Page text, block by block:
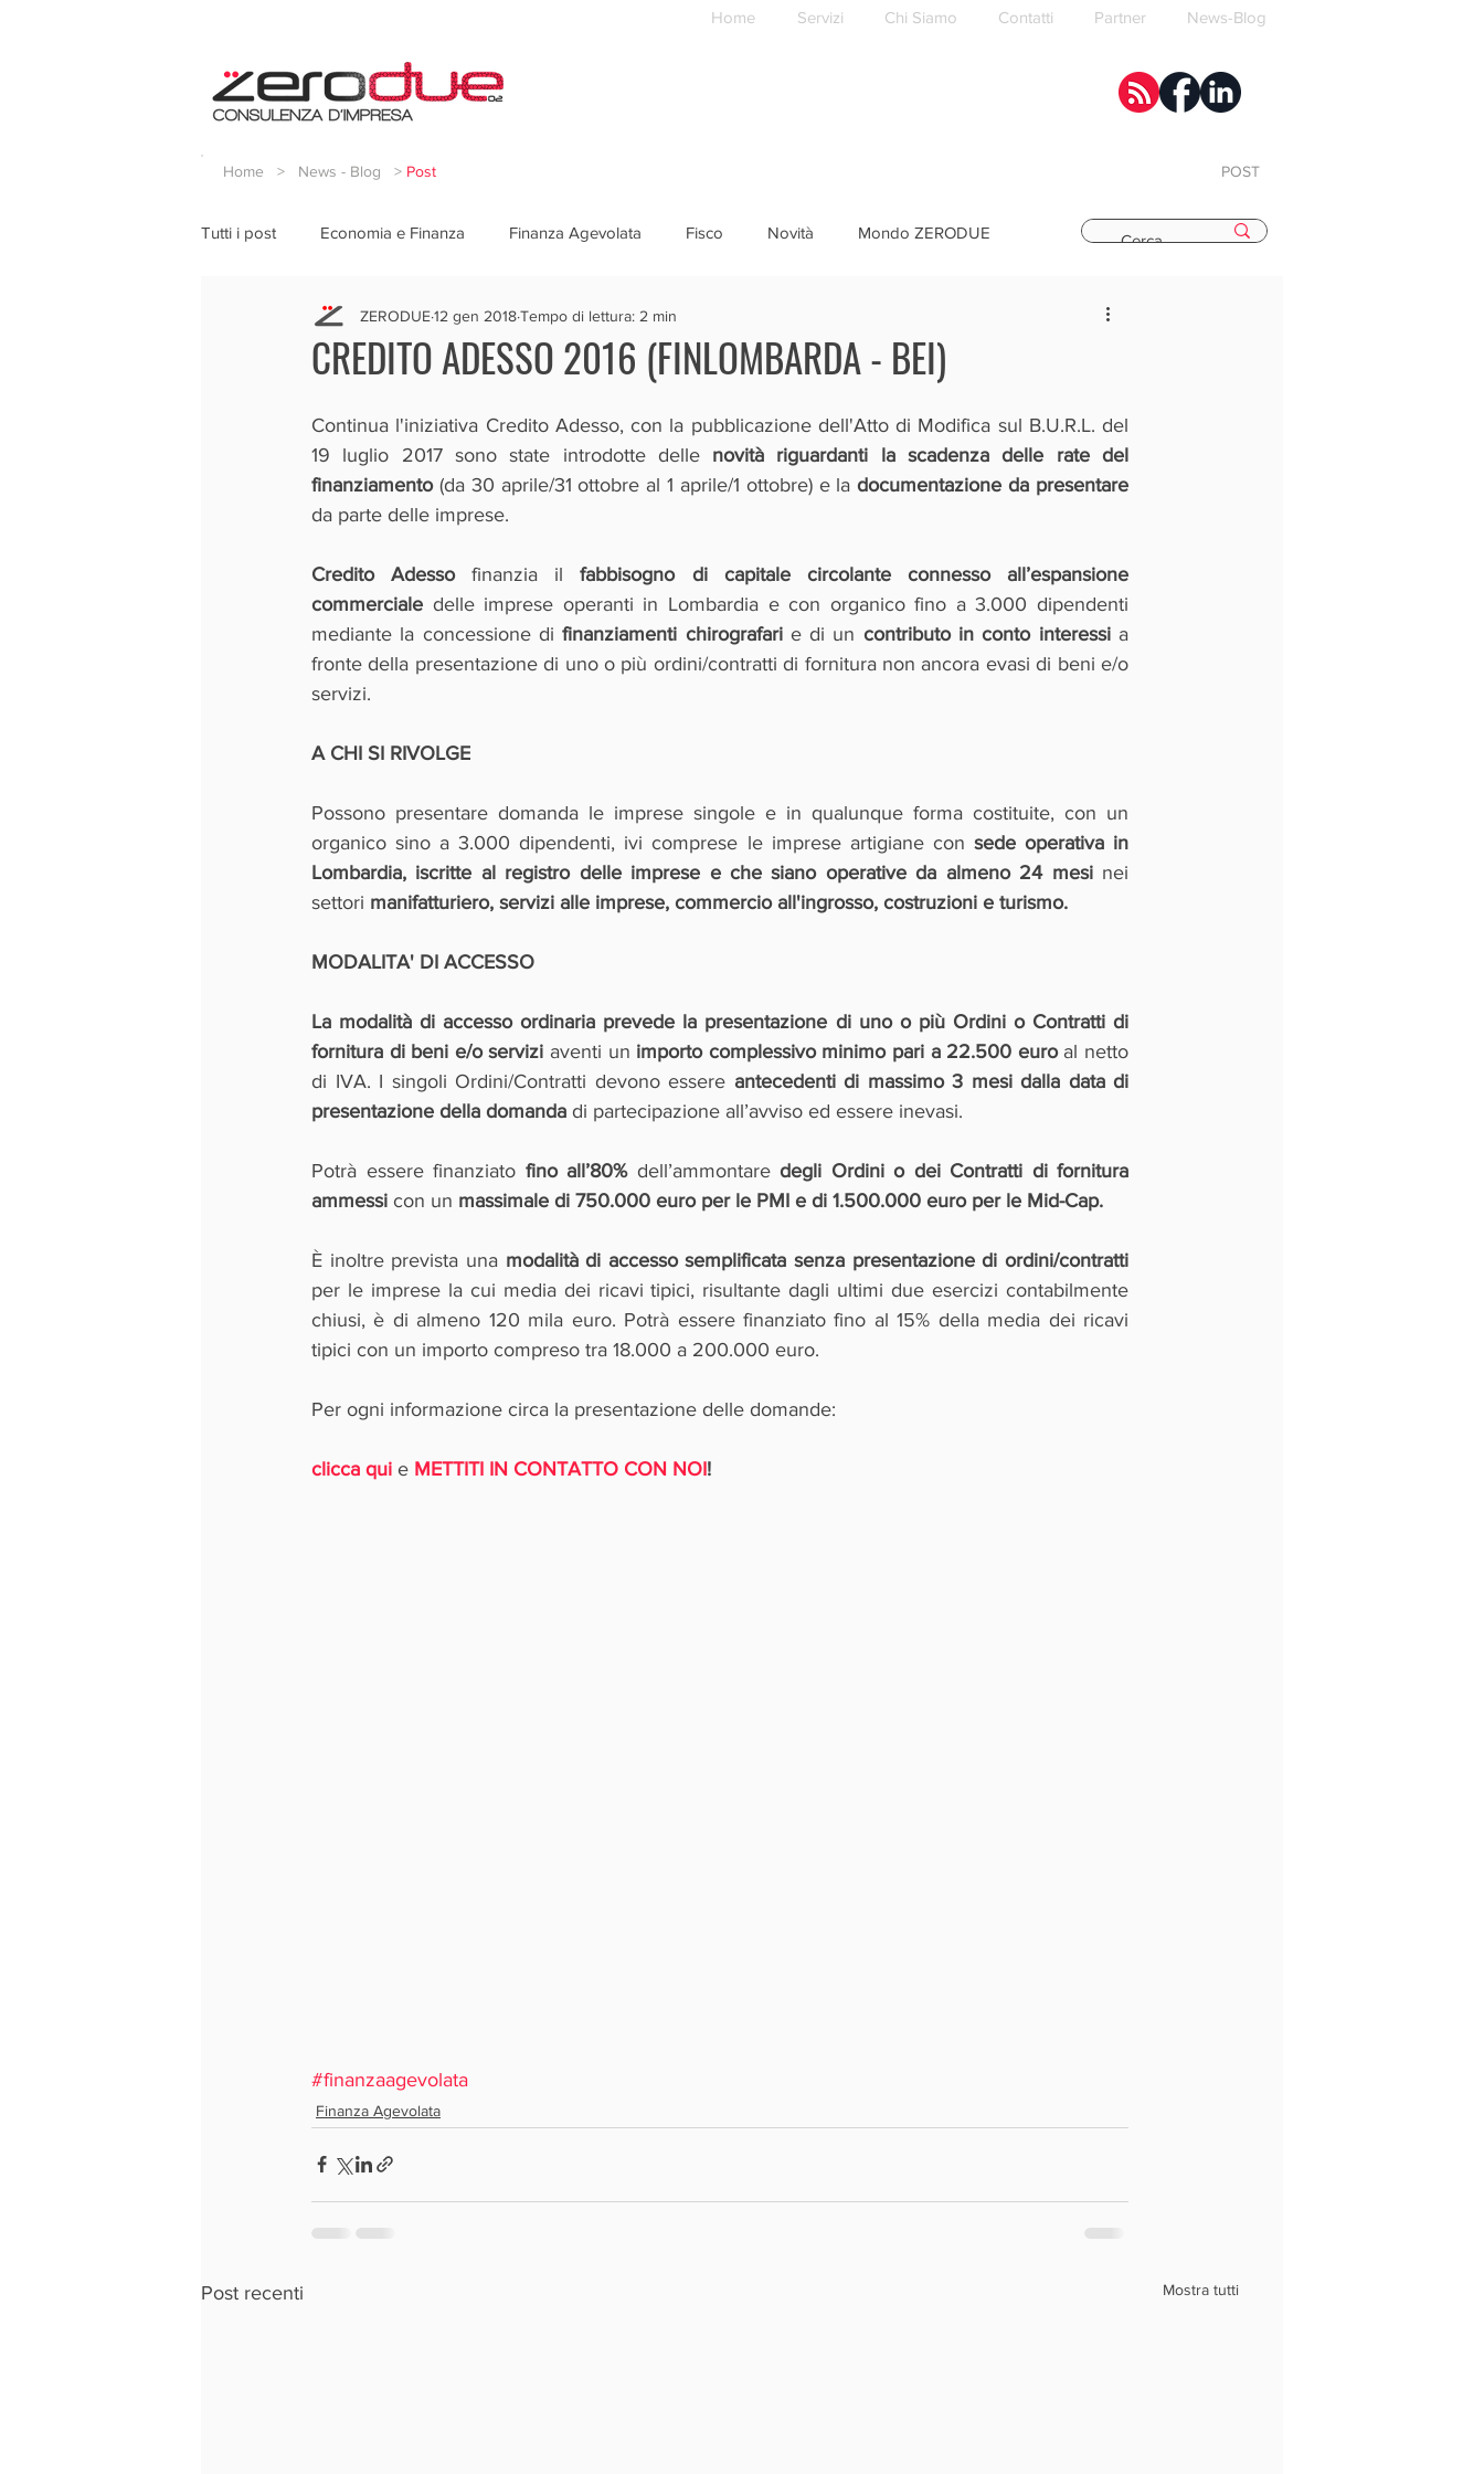
Home Servizi Chi Siamo Contatti Partner News-Blog
Home > News - Blog > Post POST
Tutti i post Economia e Finanza Finanza Agevolata Fisco Novità Mondo ZERODUE
CREDITO ADESSO 2016 (FINLOMBARDA - BEI)
ZERODUE12 gen 2018Tempo di lettura: 2 min
Continua l'iniziativa Credito Adesso, con la pubblicazione dell'Atto di Modifica sul B.U.R.L. del
19 luglio 2017 sono state introdotte delle novità riguardanti la scadenza delle rate del
finanziamento (da 30 aprile/31 ottobre al 1 aprile/1 ottobre) e la documentazione da presentare
da parte delle imprese.
Credito Adesso finanzia il fabbisogno di capitale circolante connesso all’espansione
commerciale delle imprese operanti in Lombardia e con organico fino a 3.000 dipendenti
mediante la concessione di finanziamenti chirografari e di un contributo in conto interessi a
fronte della presentazione di uno o più ordini/contratti di fornitura non ancora evasi di beni e/o
servizi.
A CHI SI RIVOLGE
Possono presentare domanda le imprese singole e in qualunque forma costituite, con un
organico sino a 3.000 dipendenti, ivi comprese le imprese artigiane con sede operativa in
Lombardia, iscritte al registro delle imprese e che siano operative da almeno 24 mesi nei
settori manifatturiero, servizi alle imprese, commercio all'ingrosso, costruzioni e turismo.
MODALITA' DI ACCESSO
La modalità di accesso ordinaria prevede la presentazione di uno o più Ordini o Contratti di
fornitura di beni e/o servizi aventi un importo complessivo minimo pari a 22.500 euro al netto
di IVA. I singoli Ordini/Contratti devono essere antecedenti di massimo 3 mesi dalla data di
presentazione della domanda di partecipazione all’avviso ed essere inevasi.
Potrà essere finanziato fino all’80% dell’ammontare degli Ordini o dei Contratti di fornitura
ammessi con un massimale di 750.000 euro per le PMI e di 1.500.000 euro per le Mid-Cap.
È inoltre prevista una modalità di accesso semplificata senza presentazione di ordini/contratti
per le imprese la cui media dei ricavi tipici, risultante dagli ultimi due esercizi contabilmente
chiusi, è di almeno 120 mila euro. Potrà essere finanziato fino al 15% della media dei ricavi
tipici con un importo compreso tra 18.000 a 200.000 euro.
Per ogni informazione circa la presentazione delle domande:
clicca qui e METTITI IN CONTATTO CON NOI!
#finanzaagevolata
Finanza Agevolata
Post recenti Mostra tutti